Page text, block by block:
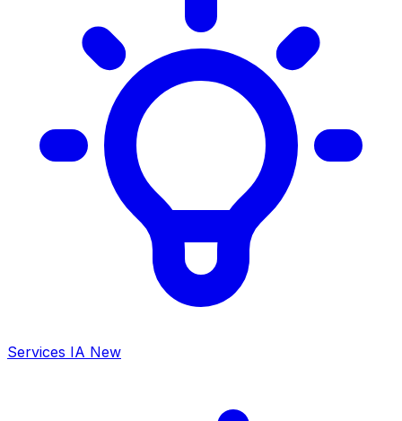
Services IA New